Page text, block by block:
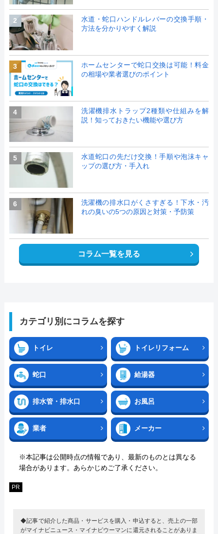
2
水道・蛇口ハンドルレバーの交換手順・
方法を分かりやすく解説
3
ホームセンターで蛇口交換は可能！料金
の相場や業者選びのポイント
4
洗濯機排水トラップ2種類や仕組みを解
説！知っておきたい機能や選び方
5
水道蛇口の先だけ交換！手順や泡沫キャ
ップの選び方・手入れ
6
洗濯機の排水口がくさすぎる！下水・汚
れの臭いの5つの原因と対策・予防策
コラム一覧を見る
カテゴリ別にコラムを探す
トイレ トイレリフォーム
蛇口 給湯器
排水管・排水口 お風呂
業者 メーカー
※本記事は公開時点の情報であり、最新のものとは異なる
場合があります。あらかじめご了承ください。
PR
◆記事で紹介した商品・サービスを購入・申込すると、売上の一部
がマイナビニュース・マイナビウーマンに還元されることがありま